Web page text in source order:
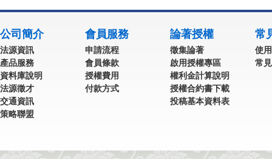
公司簡介
法源資訊
產品服務
資料庫說明
法源徵才
交通資訊
策略聯盟
會員服務
申請流程
會員條款
授權費用
付款方式
論著授權
徵集論著
啟用授權專區
權利金計算說明
授權合約書下載
投稿基本資料表
常
使
常